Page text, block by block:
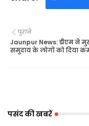
पुराने
Jaunpur News: डीएम ने
समुदाय के लोगों को दिया
पसंद की खबरें